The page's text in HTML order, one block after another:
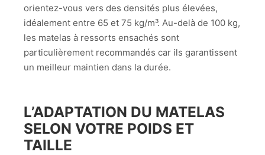
orientez-vous vers des densités plus élevées,
idéalement entre 65 et 75 kg/m³. Au-delà de 100 kg,
les matelas à ressorts ensachés sont
particulièrement recommandés car ils garantissent
un meilleur maintien dans la durée.
L’ADAPTATION DU MATELAS
SELON VOTRE POIDS ET
TAILLE